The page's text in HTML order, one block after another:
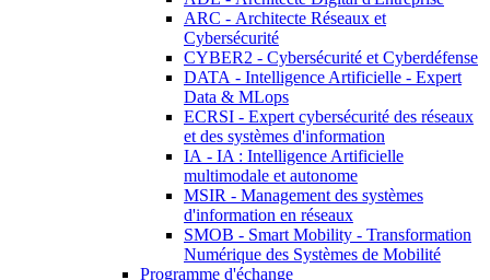
ARC - Architecte Réseaux et
Cybersécurité
CYBER2 - Cybersécurité et Cyberdéfense
DATA - Intelligence Artificielle - Expert
Data & MLops
ECRSI - Expert cybersécurité des réseaux
et des systèmes d'information
IA - IA : Intelligence Artificielle
multimodale et autonome
MSIR - Management des systèmes
d'information en réseaux
SMOB - Smart Mobility - Transformation
Numérique des Systèmes de Mobilité
Programme d'échange